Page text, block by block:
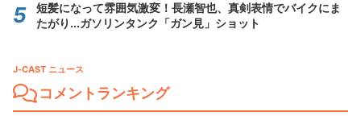
短髪になって雰囲気激変！長瀬智也、真剣表情でバイクにま
たがり...ガソリンタンク「ガン見」ショット
J-CAST ニュース
コメントランキング